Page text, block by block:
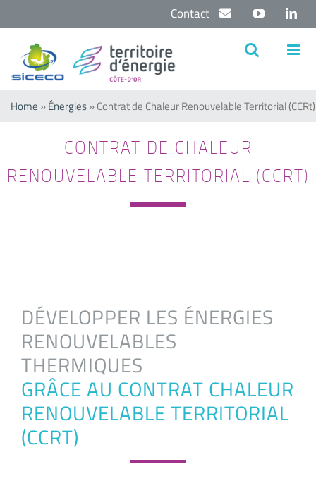
contenu
YouTube
Contact
Home »Énergies»Contrat de Chaleur Renouvelable Territorial (CCRt)
CONTRAT DE CHALEUR
RENOUVELABLE TERRITORIAL (CCRT)
DÉVELOPPER LES ÉNERGIES
RENOUVELABLES
THERMIQUES
GRÂCE AU CONTRAT CHALEUR
RENOUVELABLE TERRITORIAL
(CCRT)